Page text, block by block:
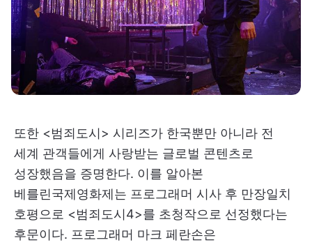
또한 <범죄도시> 시리즈가 한국뿐만 아니라 전
세계 관객들에게 사랑받는 글로벌 콘텐츠로
성장했음을 증명한다. 이를 알아본
베를린국제영화제는 프로그래머 시사 후 만장일치
호평으로 <범죄도시4>를 초청작으로 선정했다는
후문이다. 프로그래머 마크 페란손은